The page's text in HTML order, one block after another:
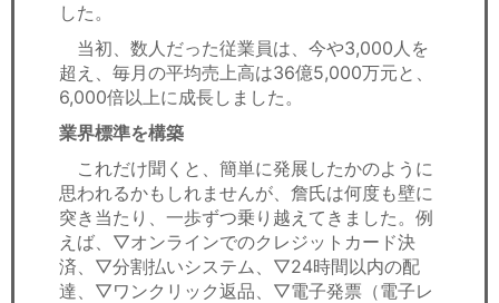
した。
当初、数人だった従業員は、今や3,000人を
超え、毎月の平均売上高は36億5,000万元と、
6,000倍以上に成長しました。
業界標準を構築
これだけ聞くと、簡単に発展したかのように
思われるかもしれませんが、詹氏は何度も壁に
突き当たり、一歩ずつ乗り越えてきました。例
えば、▽オンラインでのクレジットカード決
済、▽分割払いシステム、▽24時間以内の配
達、▽ワンクリック返品、▽電子発票（電子レ